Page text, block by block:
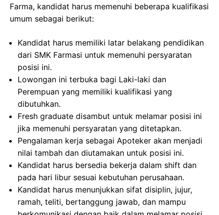
Farma, kandidat harus memenuhi beberapa kualifikasi
umum sebagai berikut:
Kandidat harus memiliki latar belakang pendidikan
dari SMK Farmasi untuk memenuhi persyaratan
posisi ini.
Lowongan ini terbuka bagi Laki-laki dan
Perempuan yang memiliki kualifikasi yang
dibutuhkan.
Fresh graduate disambut untuk melamar posisi ini
jika memenuhi persyaratan yang ditetapkan.
Pengalaman kerja sebagai Apoteker akan menjadi
nilai tambah dan diutamakan untuk posisi ini.
Kandidat harus bersedia bekerja dalam shift dan
pada hari libur sesuai kebutuhan perusahaan.
Kandidat harus menunjukkan sifat disiplin, jujur,
ramah, teliti, bertanggung jawab, dan mampu